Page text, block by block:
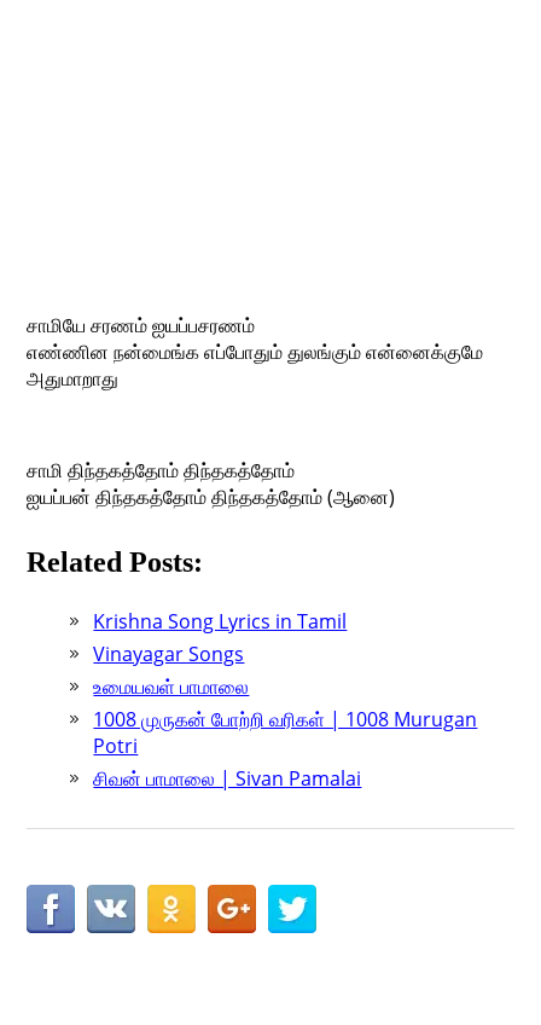
சாமியே சரணம் ஐயப்பசரணம்
எண்ணின நன்மைங்க எப்போதும் துலங்கும் என்னைக்குமே
அதுமாறாது
சாமி திந்தகத்தோம் திந்தகத்தோம்
ஐயப்பன் திந்தகத்தோம் திந்தகத்தோம் (ஆனை)
Related Posts:
Krishna Song Lyrics in Tamil
Vinayagar Songs
உமையவள் பாமாலை
1008 முருகன் போற்றி வரிகள் | 1008 Murugan
Potri
சிவன் பாமாலை | Sivan Pamalai